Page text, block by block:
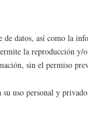
datos, así como la
la reproducción
sin el permiso
uso personal y